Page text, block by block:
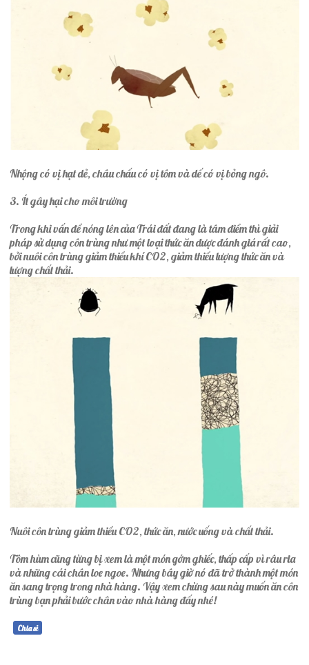
Nhộng có vị hạt dẻ, châu chấu có vị tôm và dế có vị bỏng ngô.
3. Ít gây hại cho môi trường
Trong khi vấn đề nóng lên của Trái đất đang là tâm điểm thì giải
pháp sử dụng côn trùng như một loại thức ăn được đánh giá rất cao,
bởi nuôi côn trùng giảm thiểu khí CO2, giảm thiểu lượng thức ăn và
lượng chất thải.
Nuôi côn trùng giảm thiểu CO2, thức ăn, nước uống và chất thải.
Tôm hùm cũng từng bị xem là một món gớm ghiếc, thấp cấp vì râu ria
và những cái chân loe ngoe. Nhưng bây giờ nó đã trở thành một món
ăn sang trọng trong nhà hàng. Vậy xem chừng sau này muốn ăn côn
trùng bạn phải bước chân vào nhà hàng đấy nhé!
Chia sẻ